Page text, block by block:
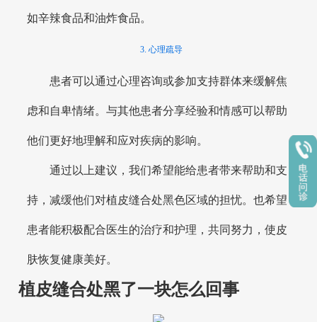
如辛辣食品和油炸食品。
3. 心理疏导
患者可以通过心理咨询或参加支持群体来缓解焦
虑和自卑情绪。与其他患者分享经验和情感可以帮助
他们更好地理解和应对疾病的影响。
通过以上建议，我们希望能给患者带来帮助和支
持，减缓他们对植皮缝合处黑色区域的担忧。也希望
患者能积极配合医生的治疗和护理，共同努力，使皮
肤恢复健康美好。
植皮缝合处黑了一块怎么回事